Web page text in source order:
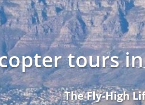
tours
The Fly-High